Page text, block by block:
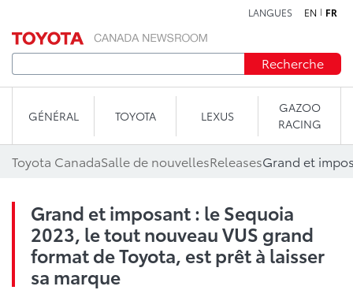
LANGUES EN FR
Recherche
GÉNÉRAL TOYOTA LEXUS
GAZOO
RACING
Toyota CanadaSalle de nouvellesReleases
Grand et imposant : le Sequoia
2023, le tout nouveau VUS grand
format de Toyota, est prêt à laisser
sa marque